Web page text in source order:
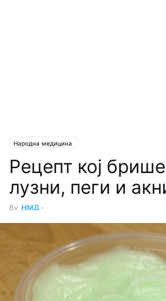
Народна медицина
Рецепт кој
лузни, пеги и
By НМД -